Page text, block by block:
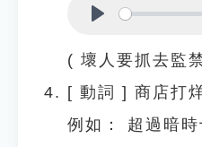
( 壞人要抓去監
[ 動詞 ] 商店打
例如：
超過暗時